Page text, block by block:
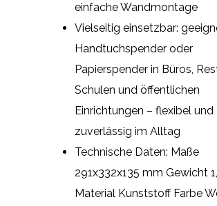
einfache Wandmontage
Vielseitig einsetzbar:
Handtuchspender oder
Papierspender in Büros,
Schulen und öffentlichen
Einrichtungen – flexibel und
zuverlässig im Alltag
Technische Daten: Maße
291x332x135 mm Gewicht
Material Kunststoff Farbe